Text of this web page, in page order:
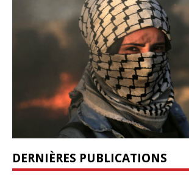
DERNIÈRES PUBLICATIONS